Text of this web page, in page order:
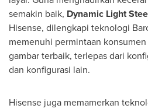
semakin baik, Dynamic Light
Hisense, dilengkapi teknologi
memenuhi permintaan
gambar terbaik, terlepas dari
dan konfigurasi lain.
Hisense juga memamerkan